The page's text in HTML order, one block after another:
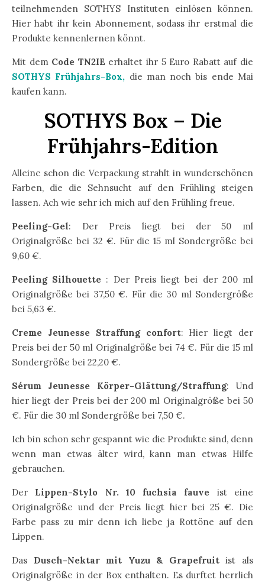
teilnehmenden SOTHYS Instituten einlösen können.
Hier habt ihr kein Abonnement, sodass ihr erstmal die
Produkte kennenlernen könnt.
Mit dem Code TN2IE erhaltet ihr 5 Euro Rabatt auf die
SOTHYS Frühjahrs-Box, die man noch bis ende Mai
kaufen kann.
SOTHYS Box – Die
Frühjahrs-Edition
Alleine schon die Verpackung strahlt in wunderschönen
Farben, die die Sehnsucht auf den Frühling steigen
lassen. Ach wie sehr ich mich auf den Frühling freue.
Peeling-Gel: Der Preis liegt bei der 50 ml
Originalgröße bei 32 €. Für die 15 ml Sondergröße bei
9,60 €.
Peeling Silhouette : Der Preis liegt bei der 200 ml
Originalgröße bei 37,50 €. Für die 30 ml Sondergröße
bei 5,63 €.
Creme Jeunesse Straffung confort: Hier liegt der
Preis bei der 50 ml Originalgröße bei 74 €. Für die 15 ml
Sondergröße bei 22,20 €.
Sérum Jeunesse Körper-Glättung/Straffung: Und
hier liegt der Preis bei der 200 ml Originalgröße bei 50
€. Für die 30 ml Sondergröße bei 7,50 €.
Ich bin schon sehr gespannt wie die Produkte sind, denn
wenn man etwas älter wird, kann man etwas Hilfe
gebrauchen.
Der Lippen-Stylo Nr. 10 fuchsia fauve ist eine
Originalgröße und der Preis liegt hier bei 25 €. Die
Farbe pass zu mir denn ich liebe ja Rottöne auf den
Lippen.
Das Dusch-Nektar mit Yuzu & Grapefruitist als
Originalgröße in der Box enthalten. Es durftet herrlich